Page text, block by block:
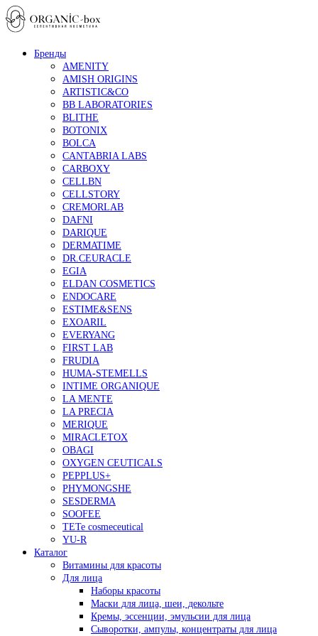
Бренды
AMENITY
AMISH ORIGINS
ARTISTIC&CO
BB LABORATORIES
BLITHE
BOTONIX
BOLCA
CANTABRIA LABS
CARBOXY
CELLBN
CELLSTORY
CREMORLAB
DAFNI
DARIQUE
DERMATIME
DR.CEURACLE
EGIA
ELDAN COSMETICS
ENDOCARE
ESTIME&SENS
EXOARIL
EVERYANG
FIRST LAB
FRUDIA
HUMA-STEMELLS
INTIME ORGANIQUE
LA MENTE
LA PRECIA
MERIQUE
MIRACLETOX
OBAGI
OXYGEN CEUTICALS
PEPPLUS+
PHYMONGSHE
SESDERMA
SOOFEE
TETe cosmeceutical
YU-R
Каталог
Витамины для красоты
Для лица
Наборы красоты
Маски для лица, шеи, декольте
Кремы, эссенции, эмульсии для лица
Сыворотки, ампулы, концентраты для лица